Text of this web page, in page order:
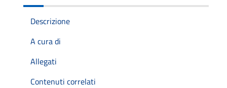
Descrizione
A cura di
Allegati
Contenuti correlati